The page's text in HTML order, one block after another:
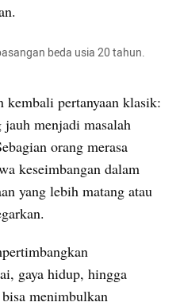
beda usia 20 tahun.
kembali pertanyaan klasik:
jauh menjadi masalah
orang merasa
keseimbangan dalam
yang lebih matang atau
gaya hidup, hingga
menimbulkan